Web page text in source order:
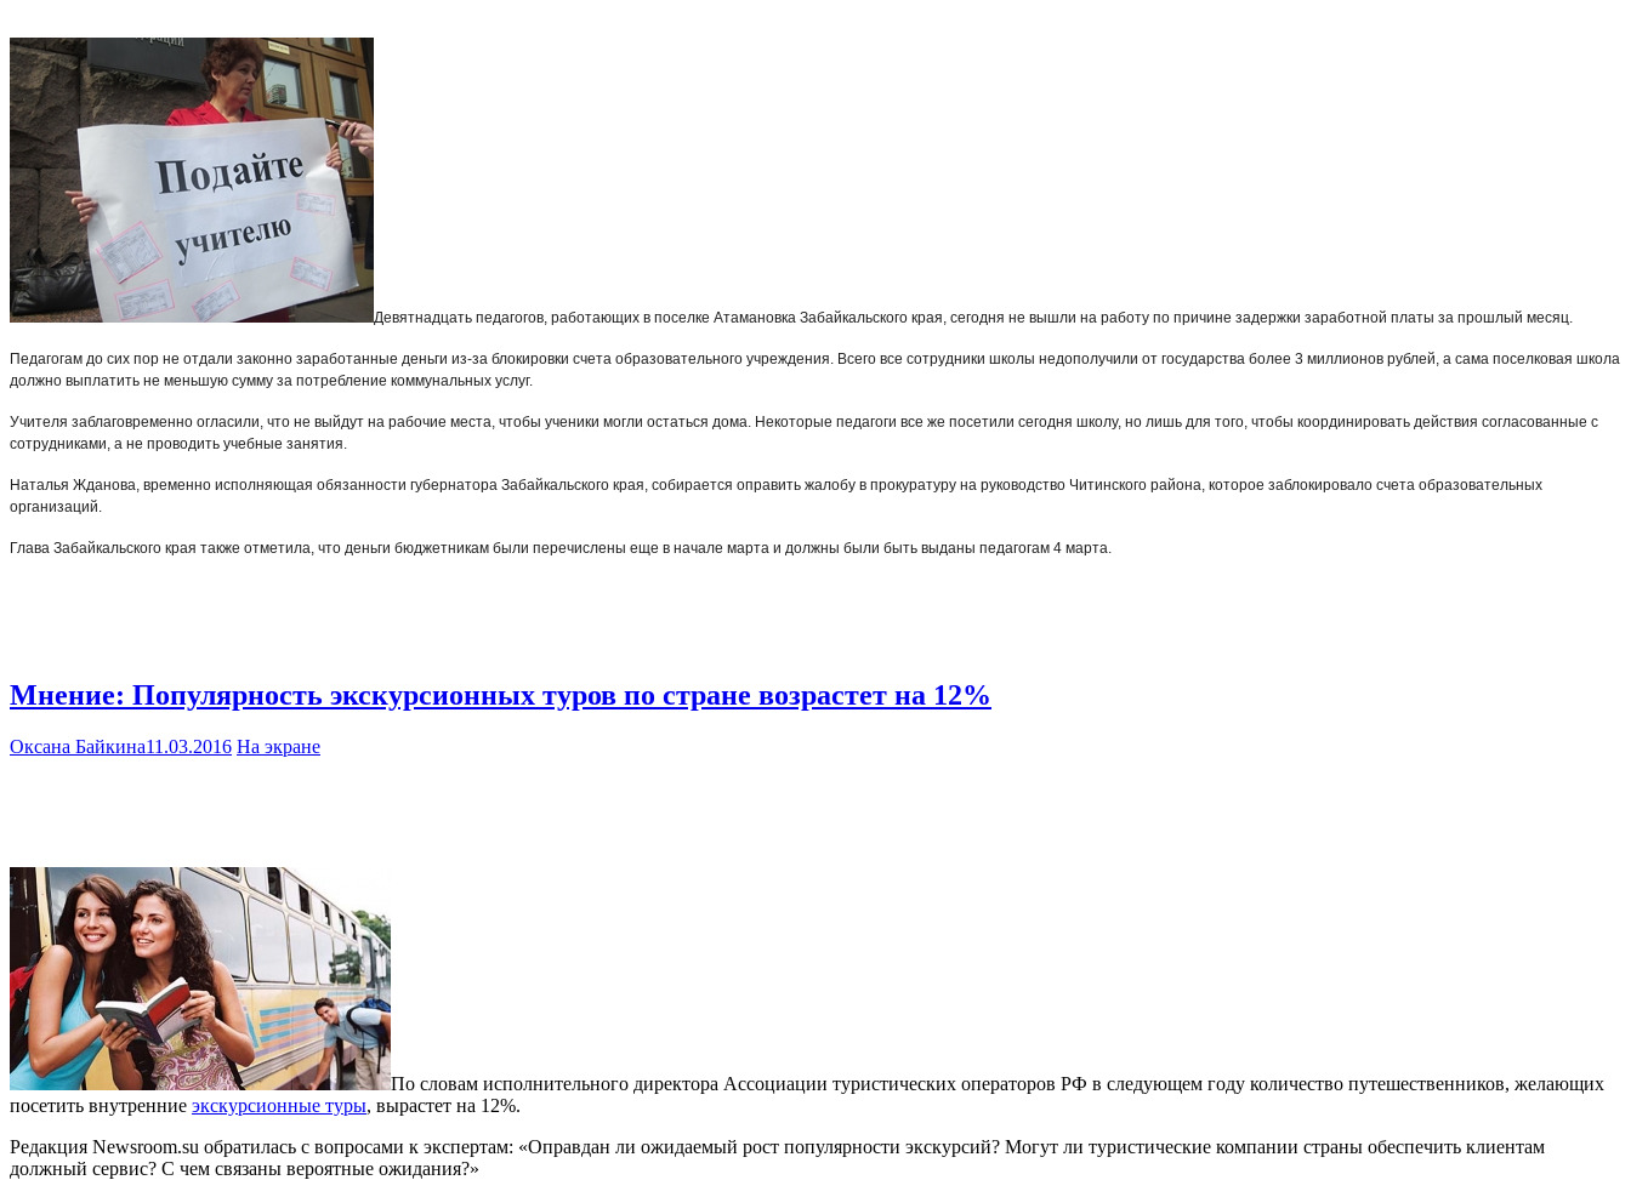
Девятнадцать педагогов, работающих в поселке Атамановка Забайкальского края, сегодня не вышли на работу по причине задержки заработной платы за прошлый месяц.
Педагогам до сих пор не отдали законно заработанные деньги из-за блокировки счета образовательного учреждения. Всего все сотрудники школы недополучили от государства более 3 миллионов рублей, а сама поселковая школа
должно выплатить не меньшую сумму за потребление коммунальных услуг.
Учителя заблаговременно огласили, что не выйдут на рабочие места, чтобы ученики могли остаться дома. Некоторые педагоги все же посетили сегодня школу, но лишь для того, чтобы координировать действия согласованные с
сотрудниками, а не проводить учебные занятия.
Наталья Жданова, временно исполняющая обязанности губернатора Забайкальского края, собирается оправить жалобу в прокуратуру на руководство Читинского района, которое заблокировало счета образовательных
организаций.
Глава Забайкальского края также отметила, что деньги бюджетникам были перечислены еще в начале марта и должны были быть выданы педагогам 4 марта.
Мнение: Популярность экскурсионных туров по стране возрастет на 12%
Оксана Байкина11.03.2016 На экране
По словам исполнительного директора Ассоциации туристических операторов РФ в следующем году количество путешественников, желающих
посетить внутренние экскурсионные туры, вырастет на 12%.
Редакция Newsroom.su обратилась с вопросами к экспертам: «Оправдан ли ожидаемый рост популярности экскурсий? Могут ли туристические компании страны обеспечить клиентам
должный сервис? С чем связаны вероятные ожидания?»